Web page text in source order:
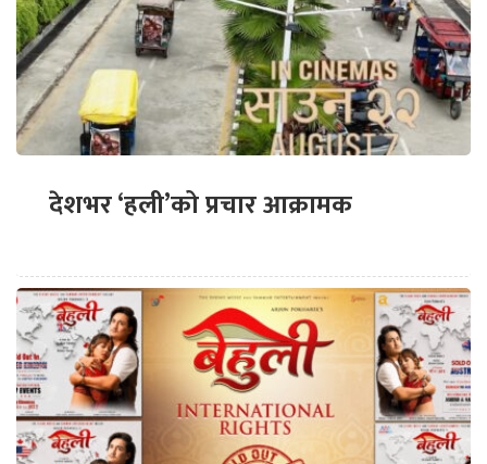
देशभर ‘हली’को प्रचार आक्रामक